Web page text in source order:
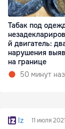
Табак под
й двигатель:
нарушения
на границе
50 минут
Iz 11 июля